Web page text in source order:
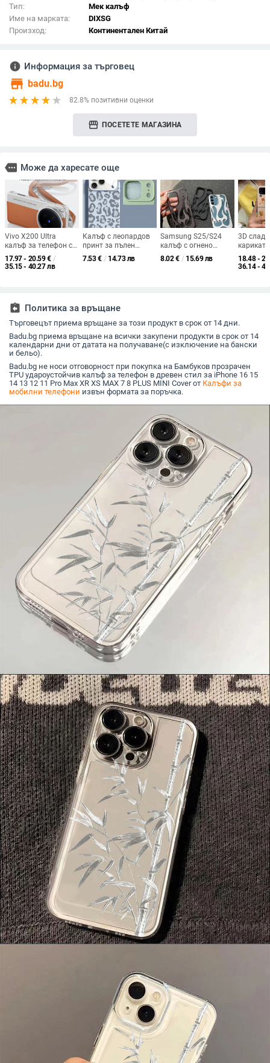
Тип:
Мек калъф
Име на марката:
DIXSG
Произход:
Континентален Китай
info Информация за търговец
store badu.bg
82.8% позитивни оценки
storefront ПОСЕТЕТЕ МАГАЗИНА
more Може да харесате още
Vivo X200 Ultra
калъф за телефон с
кожена текстура и
стил на камера,
17.97 - 20.59€ /
35.15 - 40.27 лв
Калъф с леопардов
принт за пълен
обхват за iPhone 17
Pro Max и iPhone 16
7.53€ / 14.73 лв
Samsung S25/S24
калъф с огнено
полирано покритие и
прорезен дизайн,
8.02€ / 15.69 лв
3D
калъф
Galaxy Z
18.48 -
36.14 -
assignment_return Политика за връщане
Търговецът приема връщане за този продукт в срок от 14 дни.
Badu.bg приема връщане на всички закупени продукти в срок от 14
календарни дни от датата на получаване(с изключение на бански
и бельо).
Badu.bg не носи отговорност при покупка на Бамбуков прозрачен
TPU удароустойчив калъф за телефон в древен стил за iPhone 16 15
14 13 12 11 Pro Max XR XS MAX 7 8 PLUS MINI Cover от Калъфи за
мобилни телефони извън формата за поръчка.